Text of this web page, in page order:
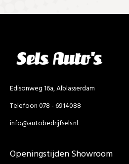
Edisonweg 16a, Alblasserdam
Telefoon 078 - 6914088
info@autobedrijfsels.nl
Openingstijden Showroom